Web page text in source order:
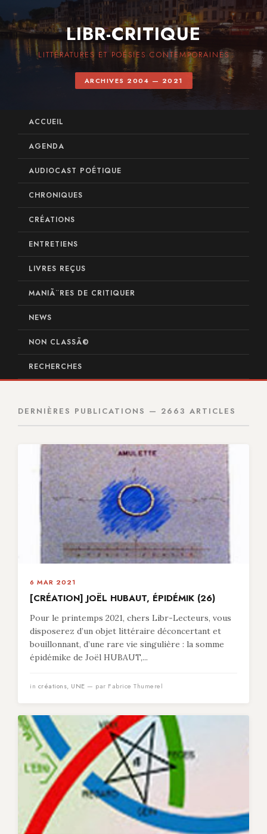
LIBR-CRITIQUE
LITTÉRATURES ET POÉSIES CONTEMPORAINES
ARCHIVES 2004 — 2021
ACCUEIL
AGENDA
AUDIOCAST POÉTIQUE
CHRONIQUES
CRÉATIONS
ENTRETIENS
LIVRES REÇUS
MANIÃ¨RES DE CRITIQUER
NEWS
NON CLASSÃ©
RECHERCHES
DERNIÈRES PUBLICATIONS — 2663 ARTICLES
6 MAR 2021
[CRÉATION] JOËL HUBAUT, ÉPIDÉMIK (26)
Pour le printemps 2021, chers Libr-Lecteurs, vous
disposerez d’un objet littéraire déconcertant et
bouillonnant, d’une rare vie singulière : la somme
épidémike de Joël HUBAUT,...
in créations, UNE — par Fabrice Thumerel